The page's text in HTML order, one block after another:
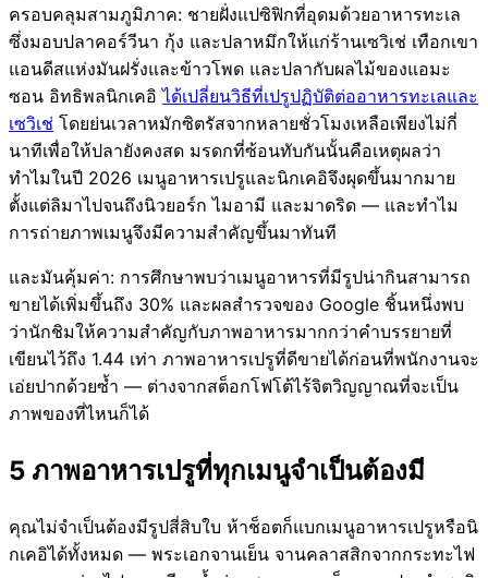
ครอบคลุมสามภูมิภาค: ชายฝั่งแปซิฟิกที่อุดมด้วยอาหารทะเล
ซึ่งมอบปลาคอร์วีนา กุ้ง และปลาหมึกให้แก่ร้านเซวิเช่ เทือกเขา
แอนดีสแห่งมันฝรั่งและข้าวโพด และปลากับผลไม้ของแอมะ
ซอน อิทธิพลนิกเคอิได้เปลี่ยนวิธีที่เปรูปฏิบัติต่ออาหารทะเลและ
เซวิเช่ โดยย่นเวลาหมักซิตรัสจากหลายชั่วโมงเหลือเพียงไม่กี่
นาทีเพื่อให้ปลายังคงสด มรดกที่ซ้อนทับกันนั้นคือเหตุผลว่า
ทำไมในปี 2026 เมนูอาหารเปรูและนิกเคอิจึงผุดขึ้นมากมาย
ตั้งแต่ลิมาไปจนถึงนิวยอร์ก ไมอามี และมาดริด — และทำไม
การถ่ายภาพเมนูจึงมีความสำคัญขึ้นมาทันที
และมันคุ้มค่า: การศึกษาพบว่าเมนูอาหารที่มีรูปน่ากินสามารถ
ขายได้เพิ่มขึ้นถึง 30% และผลสำรวจของ Google ชิ้นหนึ่งพบ
ว่านักชิมให้ความสำคัญกับภาพอาหารมากกว่าคำบรรยายที่
เขียนไว้ถึง 1.44 เท่า ภาพอาหารเปรูที่ดีขายได้ก่อนที่พนักงานจะ
เอ่ยปากด้วยซ้ำ — ต่างจากสต็อกโฟโต้ไร้จิตวิญญาณที่จะเป็น
ภาพของที่ไหนก็ได้
5 ภาพอาหารเปรูที่ทุกเมนูจำเป็นต้องมี
คุณไม่จำเป็นต้องมีรูปสี่สิบใบ ห้าช็อตก็แบกเมนูอาหารเปรูหรือนิ
กเคอิได้ทั้งหมด — พระเอกจานเย็น จานคลาสสิกจากกระทะไฟ